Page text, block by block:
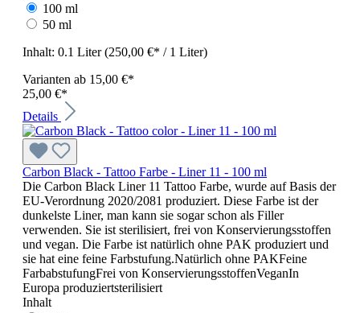
100 ml
50 ml
Inhalt: 0.1 Liter(250,00 €* / 1 Liter)
Varianten ab 15,00 €*
25,00 €*
Details
Carbon Black - Tattoo Farbe - Liner 11 - 100 ml
Die Carbon Black Liner 11 Tattoo Farbe, wurde auf Basis der
EU-Verordnung 2020/2081 produziert. Diese Farbe ist der
dunkelste Liner, man kann sie sogar schon als Filler
verwenden. Sie ist sterilisiert, frei von Konservierungsstoffen
und vegan. Die Farbe ist natürlich ohne PAK produziert und
sie hat eine feine Farbstufung.Natürlich ohne PAKFeine
FarbabstufungFrei von KonservierungsstoffenVeganIn
Europa produziertsterilisiert
Inhalt